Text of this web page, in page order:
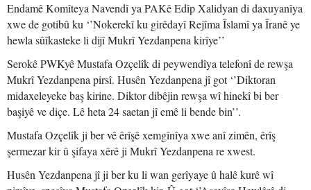
Endamê Komîteya Navendî ya PAKê Edîp Xalidyan di daxuyanîya
xwe de gotibû ku ‘’Nokerekî ku girêdayî Rejîma Îslamî ya Îranê ye
hewla sûîkasteke li dijî Mukrî Yezdanpena kirîye’’
Serokê PWKyê Mustafa Ozçelîk di peywendîya telefonî de rewşa
Mukrî Yezdanpena pirsî. Husên Yezdanpena jî got ‘’Diktoran
midaxeleyeke baş kirine. Diktor dibêjin rewşa wî hinekî bi ber
başiyê ve diçe. Lê heta 24 saetan jî emê li bende bin’’.
Mustafa Ozçelîk ji ber vê êrîşê xemgînîya xwe anî zimên, êrîş
şermezar kir û şifaya xêrê ji Mukrî Yezdanpena re xwest.
Husên Yezdanpena jî ji ber ku li wan gerîyaye û halê kurê wî